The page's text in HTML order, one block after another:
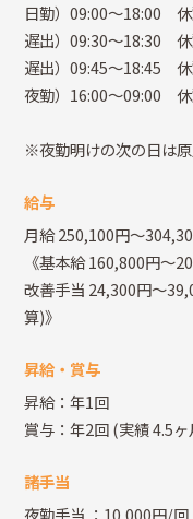
日勤）09:00～18:00
遅出）09:30～18:30
遅出）09:45～18:45
夜勤）16:00～09:00
※夜勤明けの次の日は
給与
月給 250,100円～
《基本給 160,800円～
改善手当 24,300円～
算)》
昇給・賞与
昇給：年1回
賞与：年2回(実績 4.5ヶ
諸手当
夜勤手当 ：10,000円/回